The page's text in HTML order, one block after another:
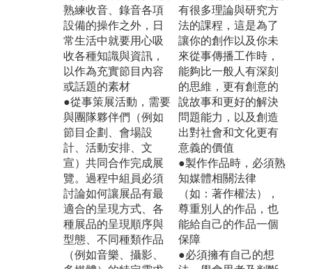
熟練收音、錄音各項
設備的操作之外，日
常生活中就要用心吸
收各種知識與資訊，
以作為充實節目內容
或話題的素材
●從事策展活動，需要
與團隊夥伴們（例如
節目企劃、會場設
計、活動安排、文
宣）共同合作完成展
覽。過程中組員必須
討論如何讓展品有最
適合的呈現方式、各
種展品的呈現順序與
型態、不同種類作品
（例如音樂、攝影、
有很多理論與研究方
法的課程，這是為了
讓你的創作以及你未
來從事傳播工作時，
能夠比一般人有深刻
的思維，更有創意的
說故事和更好的解決
問題能力，以及創造
出對社會和文化更有
意義的價值
●製作作品時，必須熟
知媒體相關法律
（如：著作權法），
尊重別人的作品，也
能給自己的作品一個
保障
●必須擁有自己的想